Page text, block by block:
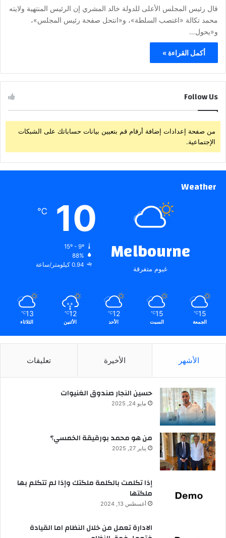
قال رئيس المجلس الأعلى للدولة خالد المشري إن الرئيس المنتهية ولايته
محمد تكالة «اغتصب السلطة»، و«انتحل صفحة رئيس المجلس»،
و«يحول…
أكمل القراءة »
Follow Us
من صفحة إعدادات إضافة أرقام قم بتعيين بيانات حساباتك على الشبكات
الإجتماعية.
Weather
Melbourne
غيوم متفرقة
10
℃
15º - 9º
88%
0.94 كيلومتر/ساعة
15
℃
الجمعة
15
℃
السبت
12
℃
الأحد
12
℃
الأثنين
13
℃
الثلاثاء
الأشهر الأخيرة تعليقات
حسين النجار صندوق الغنيوات
مايو 24, 2025
من هو محمد بورقيقة الخمسي؟
يناير 27, 2025
إذا تكلمت بالكلمة ملكتك وإذا لم تتكلم بها
ملكتها
أغسطس 13, 2024
الادارة تعمل من خلال النظام اما القيادة